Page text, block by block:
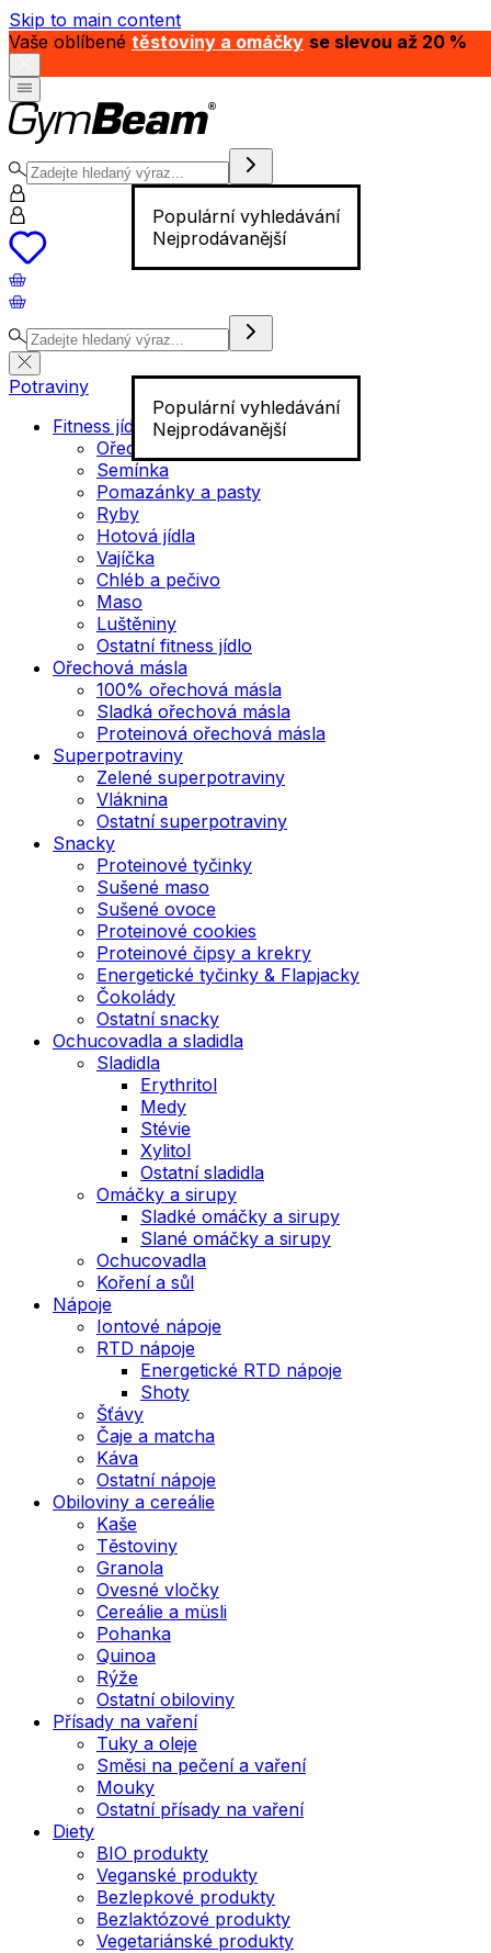
Skip to main content
Vaše oblíbené těstoviny a omáčky se slevou až 20 %
Populární vyhledávání
Nejprodávanější
Populární vyhledávání
Nejprodávanější
Potraviny
Fitness jídlo
Ořechy
Semínka
Pomazánky a pasty
Ryby
Hotová jídla
Vajíčka
Chléb a pečivo
Maso
Luštěniny
Ostatní fitness jídlo
Ořechová másla
100% ořechová másla
Sladká ořechová másla
Proteinová ořechová másla
Superpotraviny
Zelené superpotraviny
Vláknina
Ostatní superpotraviny
Snacky
Proteinové tyčinky
Sušené maso
Sušené ovoce
Proteinové cookies
Proteinové čipsy a krekry
Energetické tyčinky & Flapjacky
Čokolády
Ostatní snacky
Ochucovadla a sladidla
Sladidla
Erythritol
Medy
Stévie
Xylitol
Ostatní sladidla
Omáčky a sirupy
Sladké omáčky a sirupy
Slané omáčky a sirupy
Ochucovadla
Koření a sůl
Nápoje
Iontové nápoje
RTD nápoje
Energetické RTD nápoje
Shoty
Šťávy
Čaje a matcha
Káva
Ostatní nápoje
Obiloviny a cereálie
Kaše
Těstoviny
Granola
Ovesné vločky
Cereálie a müsli
Pohanka
Quinoa
Rýže
Ostatní obiloviny
Přísady na vaření
Tuky a oleje
Směsi na pečení a vaření
Mouky
Ostatní přísady na vaření
Diety
BIO produkty
Veganské produkty
Bezlepkové produkty
Bezlaktózové produkty
Vegetariánské produkty